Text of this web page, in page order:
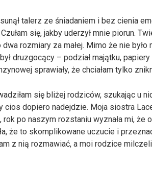
talerz ze śniadaniem i bez cienia
Czułam się, jakby uderzył mnie piorun.
rozmiary za małej. Mimo że nie
druzgocący – podział majątku,
sprawiały, że chciałam tylko
się bliżej rodziców, szukając u
cios dopiero nadejdzie. Moja siostra
rok po naszym rozstaniu wyznała mi, że
że to skomplikowane uczucie i
z nią rozmawiać, a moi rodzice